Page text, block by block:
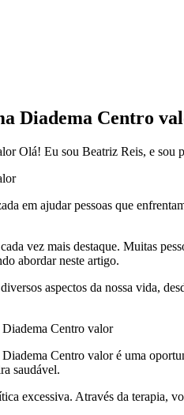
Diadema Centro
Olá! Eu sou Beatriz Reis, e sou
em ajudar pessoas que
vez mais destaque. Muitas
abordar neste artigo.
aspectos da nossa vida,
Diadema Centro valor
Centro valor é uma
saudável.
excessiva. Através da terapia,